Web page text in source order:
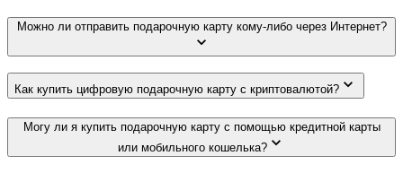
Можно ли отправить подарочную карту кому-либо через Интернет?
Как купить цифровую подарочную карту с криптовалютой?
Могу ли я купить подарочную карту с помощью кредитной карты
или мобильного кошелька?